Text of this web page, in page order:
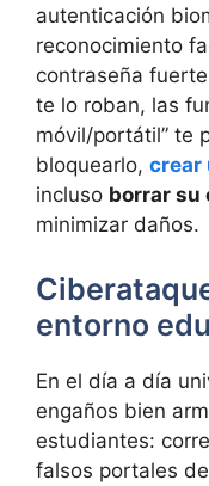
autenticación
reconocimiento
contraseña
te lo roban, las
móvil/portátil” te
bloquearlo, crear
incluso borrar su
minimizar daños.
entorno
En el día a día
engaños bien
estudiantes:
falsos portales